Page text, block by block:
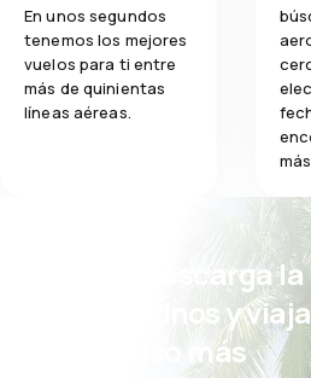
En unos segundos
tenemos los mejores
vuelos para ti entre
más de quinientas
líneas aéreas.
¡Eh! Descarga
eDestinos y viaja
incluso más